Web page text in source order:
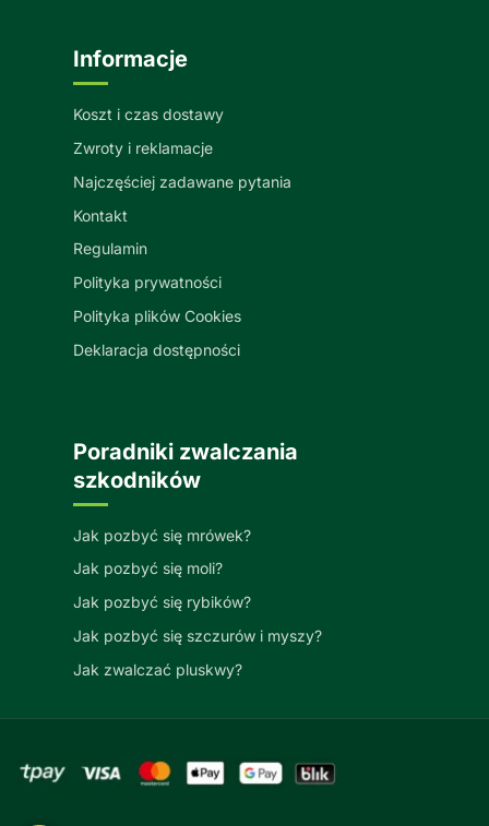
Informacje
Koszt i czas dostawy
Zwroty i reklamacje
Najczęściej zadawane pytania
Kontakt
Regulamin
Polityka prywatności
Polityka plików Cookies
Deklaracja dostępności
Poradniki zwalczania
szkodników
Jak pozbyć się mrówek?
Jak pozbyć się moli?
Jak pozbyć się rybików?
Jak pozbyć się szczurów i myszy?
Jak zwalczać pluskwy?